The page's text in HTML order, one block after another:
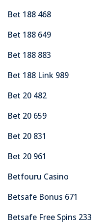
Bet 188 468
Bet 188 649
Bet 188 883
Bet 188 Link 989
Bet 20 482
Bet 20 659
Bet 20 831
Bet 20 961
Betfouru Casino
Betsafe Bonus 671
Betsafe Free Spins 233